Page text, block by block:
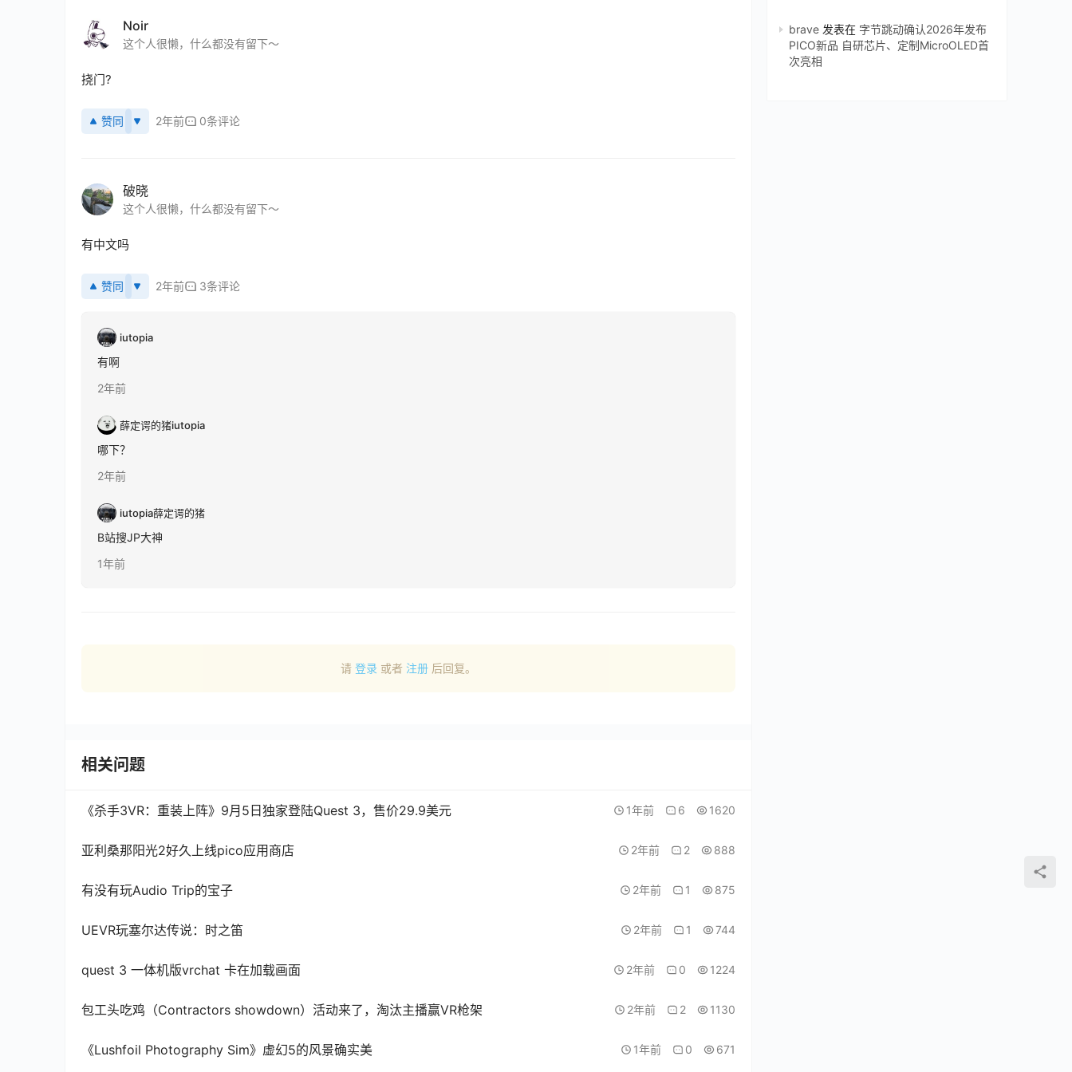
Noir
这个人很懒，什么都没有留下～
挠门?
赞同 2年前 0条评论
破晓
这个人很懒，什么都没有留下～
有中文吗
赞同 2年前 3条评论
iutopia
有啊
2年前
薛定谔的猪iutopia
哪下？
2年前
iutopia薛定谔的猪
B站搜JP大神
1年前
请 登录 或者 注册 后回复。
相关问题
《杀手3VR：重装上阵》9月5日独家登陆Quest 3，售价29.9美元 1年前 6 1620
亚利桑那阳光2好久上线pico应用商店 2年前 2 888
有没有玩Audio Trip的宝子 2年前 1 875
UEVR玩塞尔达传说：时之笛 2年前 1 744
quest 3 一体机版vrchat 卡在加载画面 2年前 0 1224
包工头吃鸡（Contractors showdown）活动来了，淘汰主播赢VR枪架 2年前 2 1130
《Lushfoil Photography Sim》虚幻5的风景确实美 1年前 0 671
brave 发表在 字节跳动确认2026年发布
PICO新品 自研芯片、定制MicroOLED首
次亮相